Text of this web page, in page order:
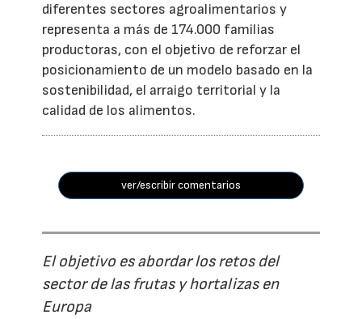
diferentes sectores agroalimentarios y
representa a más de 174.000 familias
productoras, con el objetivo de reforzar el
posicionamiento de un modelo basado en la
sostenibilidad, el arraigo territorial y la
calidad de los alimentos.
ver/escribir comentarios
El objetivo es abordar los retos del
sector de las frutas y hortalizas en
Europa